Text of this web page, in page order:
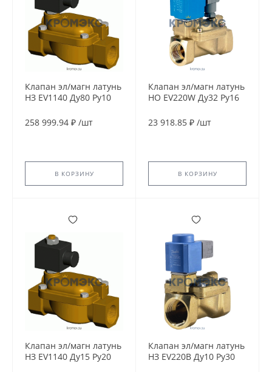
Клапан эл/магн латунь
НЗ EV1140 Ду80 Ру10
Tecofi EV1140-0080-
258 999.94 ₽ /шт
В КОРЗИНУ
Клапан эл/магн латунь
НО EV220W Ду32 Ру16
с катушкой AS024DS
23 918.85 ₽ /шт
В КОРЗИНУ
Клапан эл/магн латунь
НЗ EV1140 Ду15 Ру20
Клапан эл/магн латунь
НЗ EV220B Ду10 Ру30